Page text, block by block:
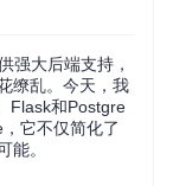
强大后端支持，
缭乱。今天，我
Flask和Postgre
它不仅简化了
能。